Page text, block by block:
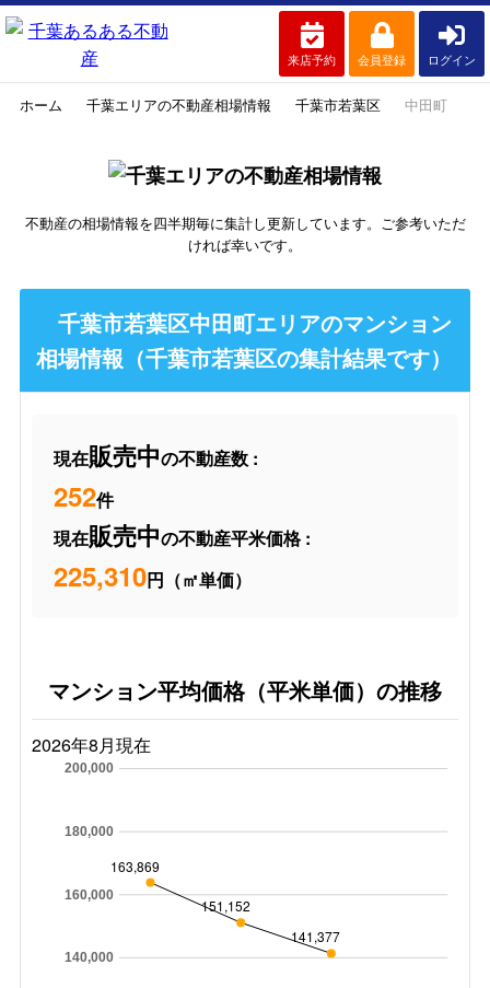
来店予約 会員登録 ログイン
ホーム 千葉エリアの不動産相場情報 千葉市若葉区 中田町
不動産の相場情報を四半期毎に集計し更新しています。ご参考いただ
ければ幸いです。
千葉市若葉区中田町エリアのマンション
相場情報（千葉市若葉区の集計結果です）
現在販売中の不動産数 :
252件
現在販売中の不動産平米価格 :
225,310円（㎡単価）
マンション平均価格（平米単価）の推移
2026年8月現在
140,000
160,000
180,000
200,000
163,869
151,152
141,377